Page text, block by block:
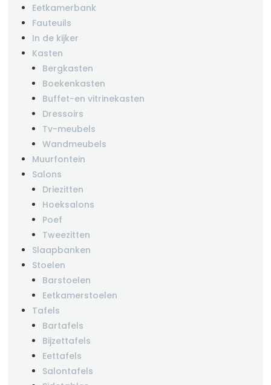
Eetkamerbank
Fauteuils
In de kijker
Kasten
Bergkasten
Boekenkasten
Buffet-en vitrinekasten
Dressoirs
Tv-meubels
Wandmeubels
Muurfontein
Salons
Driezitten
Hoeksalons
Poef
Tweezitten
Slaapbanken
Stoelen
Barstoelen
Eetkamerstoelen
Tafels
Bartafels
Bijzettafels
Eettafels
Salontafels